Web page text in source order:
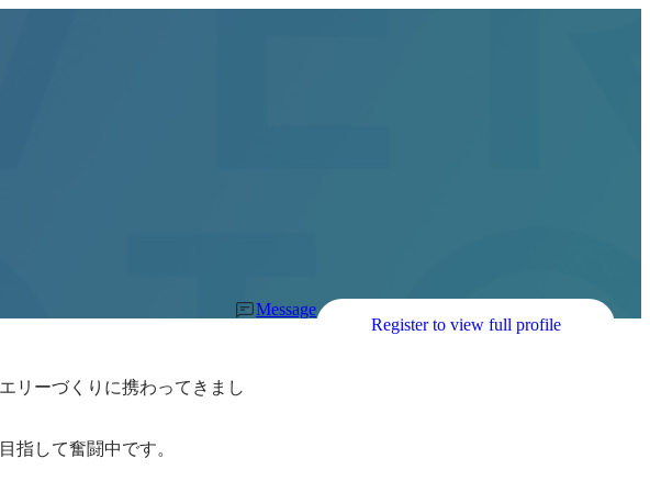
Message
Register to view full profile
リーづくりに携わってきまし
指して奮闘中です。